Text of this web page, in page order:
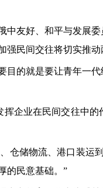
友好、和平与发展
民间交往将切实推动
的就是要让青年一
企业在民间交往中
储物流、港口装运
的民意基础。”